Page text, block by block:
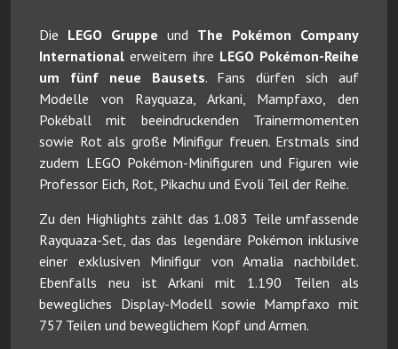
Die LEGO Gruppe und The Pokémon Company
International erweitern ihre LEGO Pokémon-Reihe
um fünf neue Bausets. Fans dürfen sich auf
Modelle von Rayquaza, Arkani, Mampfaxo, den
Pokéball mit beeindruckenden Trainermomenten
sowie Rot als große Minifigur freuen. Erstmals sind
zudem LEGO Pokémon-Minifiguren und Figuren wie
Professor Eich, Rot, Pikachu und Evoli Teil der Reihe.
Zu den Highlights zählt das 1.083 Teile umfassende
Rayquaza-Set, das das legendäre Pokémon inklusive
einer exklusiven Minifigur von Amalia nachbildet.
Ebenfalls neu ist Arkani mit 1.190 Teilen als
bewegliches Display-Modell sowie Mampfaxo mit
757 Teilen und beweglichem Kopf und Armen.